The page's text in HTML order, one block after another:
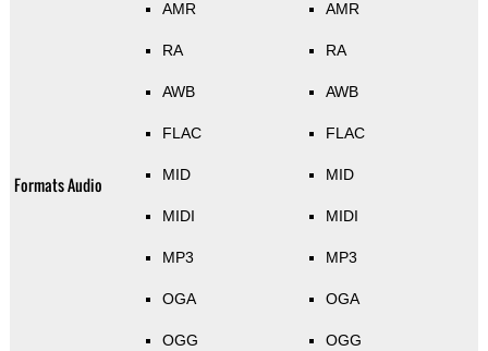
Formats Audio
AMR
RA
AWB
FLAC
MID
MIDI
MP3
OGA
OGG
AMR
RA
AWB
FLAC
MID
MIDI
MP3
OGA
OGG